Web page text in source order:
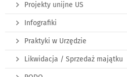
Projekty unijne US
Infografiki
Praktyki w Urzędzie
Likwidacja / Sprzedaż majątku